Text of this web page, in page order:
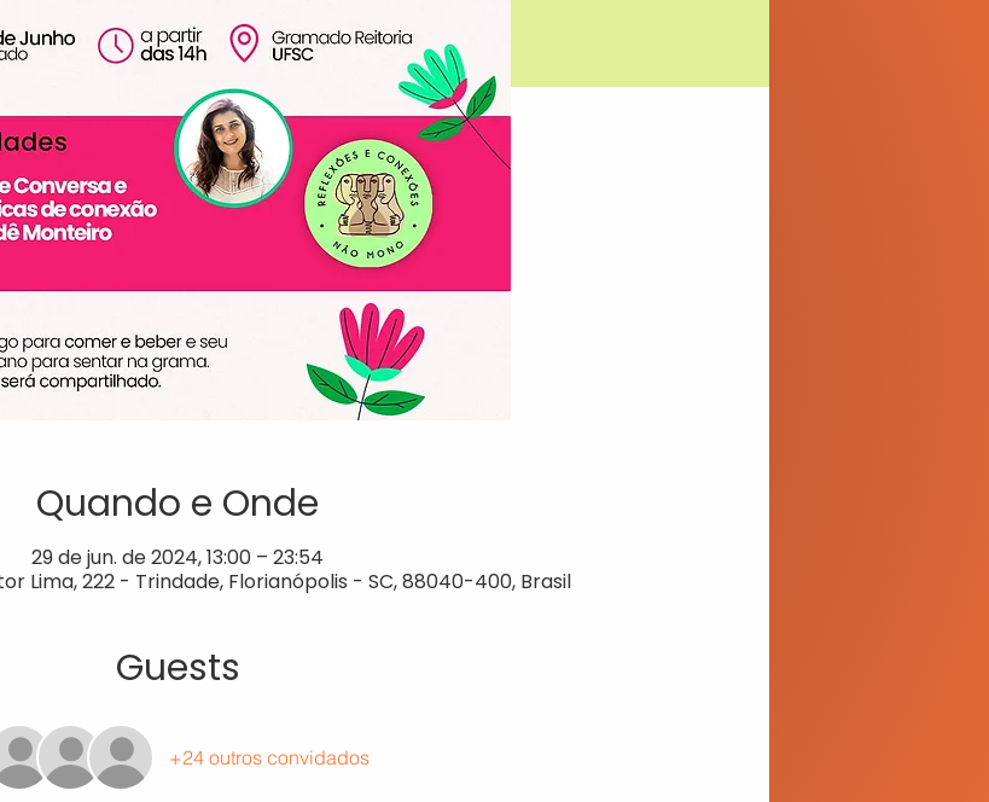
Quando e Onde
29 de jun. de 2024, 13:00 – 23:54
Lima, 222 - Trindade, Florianópolis - SC, 88040-400, Brasil
Guests
+24 outros convidados